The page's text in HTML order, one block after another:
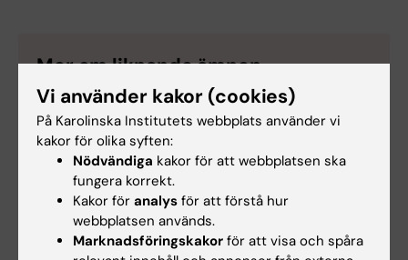
Mer om liknande ämnen
Vi använder kakor (cookies)
På Karolinska Institutets webbplats använder vi
kakor för olika syften:
Nödvändiga kakor för att webbplatsen ska
fungera korrekt.
Kakor för analys för att förstå hur
webbplatsen används.
Marknadsföringskakor för att visa och spåra